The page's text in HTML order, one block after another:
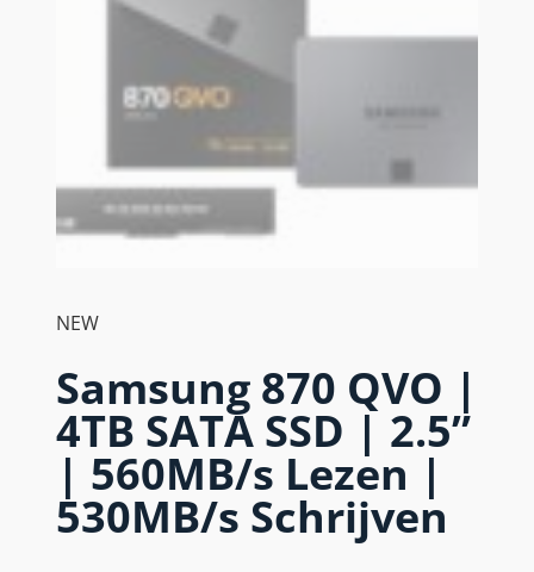
NEW
Samsung 870 QVO |
4TB SATA SSD | 2.5”
| 560MB/s Lezen |
530MB/s Schrijven